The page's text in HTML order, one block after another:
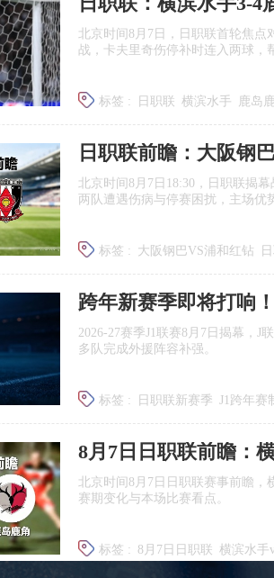
北京时间8月7日，日职联首轮焦点
战，卡夫里奇伤停补时连入两球，
标签 : 日职联 横滨水手 鹿岛
北京时间8月7日18:30，日职联揭
两队遭遇伤病与停赛困扰，主场优
标签 : 大阪钢巴VS浦和红钻
浦和红钻
跨年新赛季即将打响
2026‑27赛季J1联赛8月7日揭幕，J
多队完成外援阵容补强。
标签 : 日职联新赛季 J1跨年赛
广岛三箭
8月7日日职联前瞻：
北京时间8月7日日职联赛事前瞻，
赛期变化与本场比赛看点。
标签 : 8月7日日职联 横滨水手